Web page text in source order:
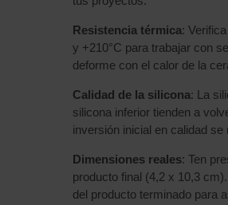
Resistencia térmica:
y +210°C para trabajar con
deforme con el calor de la
Calidad de la silicona: La
silicona inferior tienden a
inversión inicial en calidad
Dimensiones reales: Ten
producto final (4,2 x 10,3
del producto terminado para